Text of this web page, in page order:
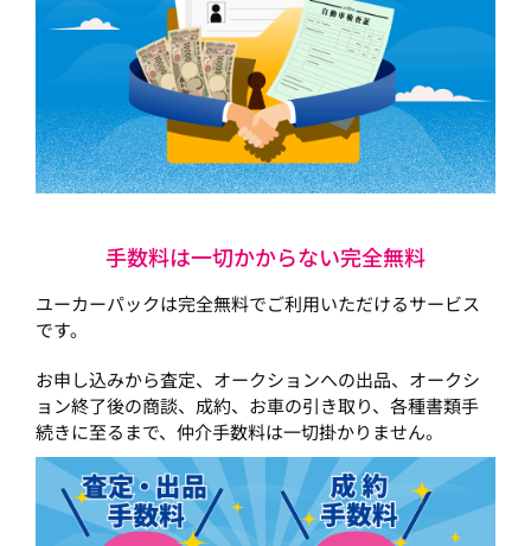
手数料は一切かからない完全無料
ユーカーパックは完全無料でご利用いただけるサービス
です。
お申し込みから査定、オークションへの出品、オークシ
ョン終了後の商談、成約、お車の引き取り、各種書類手
続きに至るまで、仲介手数料は一切掛かりません。